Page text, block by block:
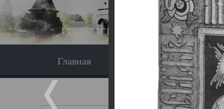
Главная Экскурсия